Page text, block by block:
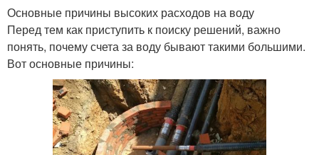
Основные причины высоких расходов на воду
Перед тем как приступить к поиску решений, важно
понять, почему счета за воду бывают такими большими.
Вот основные причины: